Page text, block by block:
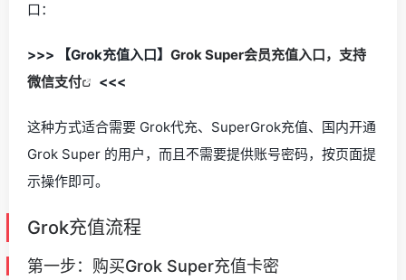
口：
>>> 【Grok充值入口】 Grok Super会员充值入口，支持
微信支付
<<<
这种方式适合需要 Grok代充、SuperGrok充值、国内开通
Grok Super 的用户，而且不需要提供账号密码，按页面提
示操作即可。
Grok充值流程
第一步：购买Grok Super充值卡密